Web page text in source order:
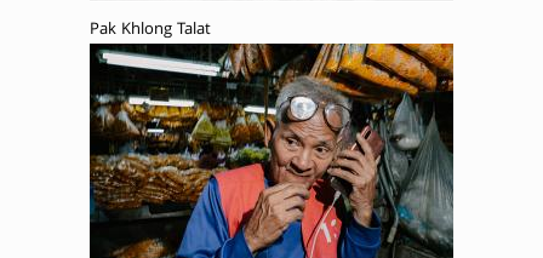
Pak Khlong Talat